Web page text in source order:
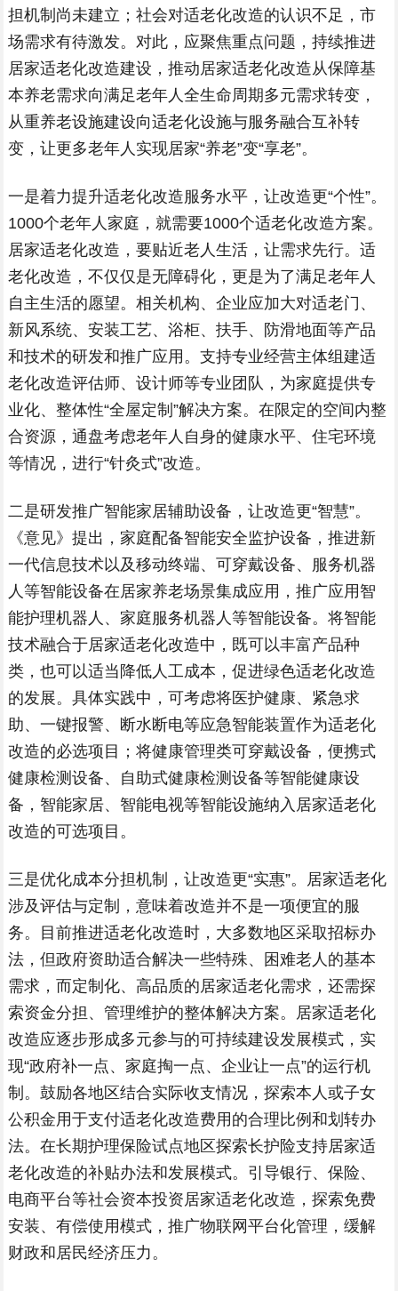
担机制尚未建立；社会对适老化改造的认识不足，市
场需求有待激发。对此，应聚焦重点问题，持续推进
居家适老化改造建设，推动居家适老化改造从保障基
本养老需求向满足老年人全生命周期多元需求转变，
从重养老设施建设向适老化设施与服务融合互补转
变，让更多老年人实现居家“养老”变“享老”。
一是着力提升适老化改造服务水平，让改造更“个性”。
1000个老年人家庭，就需要1000个适老化改造方案。
居家适老化改造，要贴近老人生活，让需求先行。适
老化改造，不仅仅是无障碍化，更是为了满足老年人
自主生活的愿望。相关机构、企业应加大对适老门、
新风系统、安装工艺、浴柜、扶手、防滑地面等产品
和技术的研发和推广应用。支持专业经营主体组建适
老化改造评估师、设计师等专业团队，为家庭提供专
业化、整体性“全屋定制”解决方案。在限定的空间内整
合资源，通盘考虑老年人自身的健康水平、住宅环境
等情况，进行“针灸式”改造。
二是研发推广智能家居辅助设备，让改造更“智慧”。
《意见》提出，家庭配备智能安全监护设备，推进新
一代信息技术以及移动终端、可穿戴设备、服务机器
人等智能设备在居家养老场景集成应用，推广应用智
能护理机器人、家庭服务机器人等智能设备。将智能
技术融合于居家适老化改造中，既可以丰富产品种
类，也可以适当降低人工成本，促进绿色适老化改造
的发展。具体实践中，可考虑将医护健康、紧急求
助、一键报警、断水断电等应急智能装置作为适老化
改造的必选项目；将健康管理类可穿戴设备，便携式
健康检测设备、自助式健康检测设备等智能健康设
备，智能家居、智能电视等智能设施纳入居家适老化
改造的可选项目。
三是优化成本分担机制，让改造更“实惠”。居家适老化
涉及评估与定制，意味着改造并不是一项便宜的服
务。目前推进适老化改造时，大多数地区采取招标办
法，但政府资助适合解决一些特殊、困难老人的基本
需求，而定制化、高品质的居家适老化需求，还需探
索资金分担、管理维护的整体解决方案。居家适老化
改造应逐步形成多元参与的可持续建设发展模式，实
现“政府补一点、家庭掏一点、企业让一点”的运行机
制。鼓励各地区结合实际收支情况，探索本人或子女
公积金用于支付适老化改造费用的合理比例和划转办
法。在长期护理保险试点地区探索长护险支持居家适
老化改造的补贴办法和发展模式。引导银行、保险、
电商平台等社会资本投资居家适老化改造，探索免费
安装、有偿使用模式，推广物联网平台化管理，缓解
财政和居民经济压力。